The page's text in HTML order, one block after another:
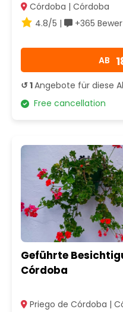
Córdoba | Córdoba
4.8/5 |
+365
AB
↺ 1Angebote für diese
Free cancellation
Geführte
Córdoba
Priego de Córdoba |